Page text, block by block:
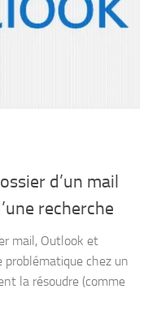
d’un mail
recherche
mail, Outlook et
problématique chez un
la résoudre (comme